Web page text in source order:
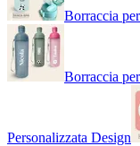
Borraccia
Borraccia
Personalizzata Design